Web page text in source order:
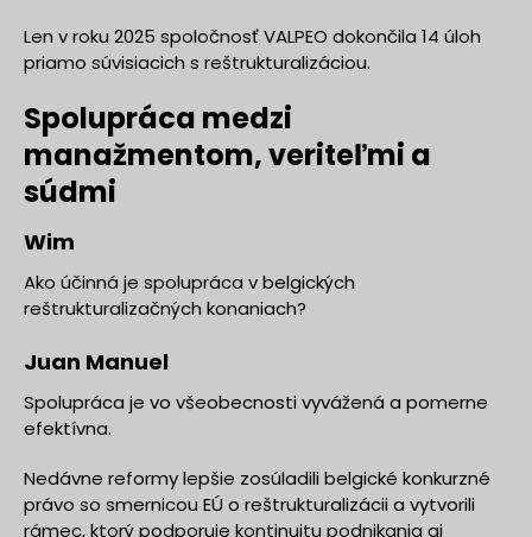
Len v roku 2025 spoločnosť VALPEO dokončila 14 úloh
priamo súvisiacich s reštrukturalizáciou.
Spolupráca medzi
manažmentom, veriteľmi a
súdmi
Wim
Ako účinná je spolupráca v belgických
reštrukturalizačných konaniach?
Juan Manuel
Spolupráca je vo všeobecnosti vyvážená a pomerne
efektívna.
Nedávne reformy lepšie zosúladili belgické konkurzné
právo so smernicou EÚ o reštrukturalizácii a vytvorili
rámec, ktorý podporuje kontinuitu podnikania aj